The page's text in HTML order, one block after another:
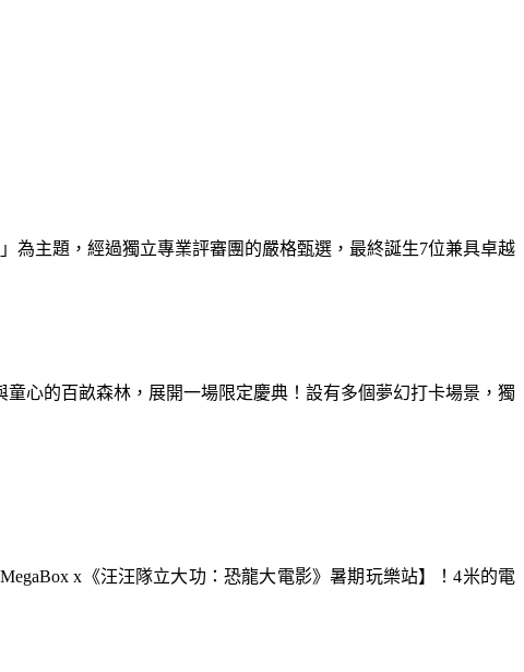
為主題，經過獨立專業評審團的嚴格甄選，最終誕生7位兼具卓越
x《汪汪隊立大功：恐龍大電影》暑期玩樂站】！4米的電
心的百畝森林，展開一場限定慶典！設有多個夢幻打卡場景，獨